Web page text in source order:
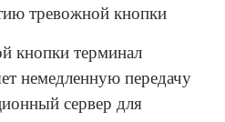
тревожной кнопки
кнопки терминал
немедленную передачу
сервер для